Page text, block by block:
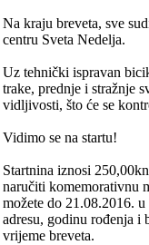
Na kraju breveta, sve
centru Sveta Nedelja.
Uz tehnički ispravan
trake, prednje i stražnje
vidljivosti, što će se
Vidimo se na startu!
Startnina iznosi
naručiti komemorativnu
možete do 21.08.2016.
adresu, godinu rođenja i
vrijeme breveta.